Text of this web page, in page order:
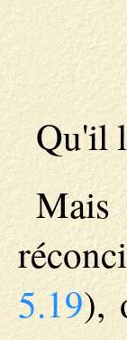
Qu'il
Mais
5.19),